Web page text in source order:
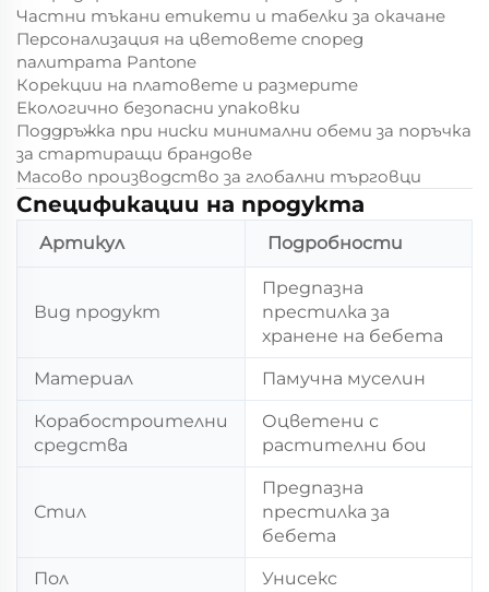
Частни тъкани етикети и табелки за окачане
Персонализация на цветовете според
палитрата Pantone
Корекции на платовете и размерите
Екологично безопасни упаковки
Поддръжка при ниски минимални обеми за поръчка
за стартиращи брандове
Масово производство за глобални търговци
Спецификации на продукта
Артикул Подробности
Вид продукт
Предпазна
престилка за
хранене на бебета
Материал Памучна муселин
Корабостроителни
средства
Оцветени с
растителни бои
Стил
Предпазна
престилка за
бебета
Пол Унисекс